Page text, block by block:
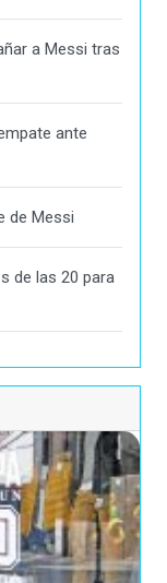
a Messi tras
ante
de Messi
de las 20 para